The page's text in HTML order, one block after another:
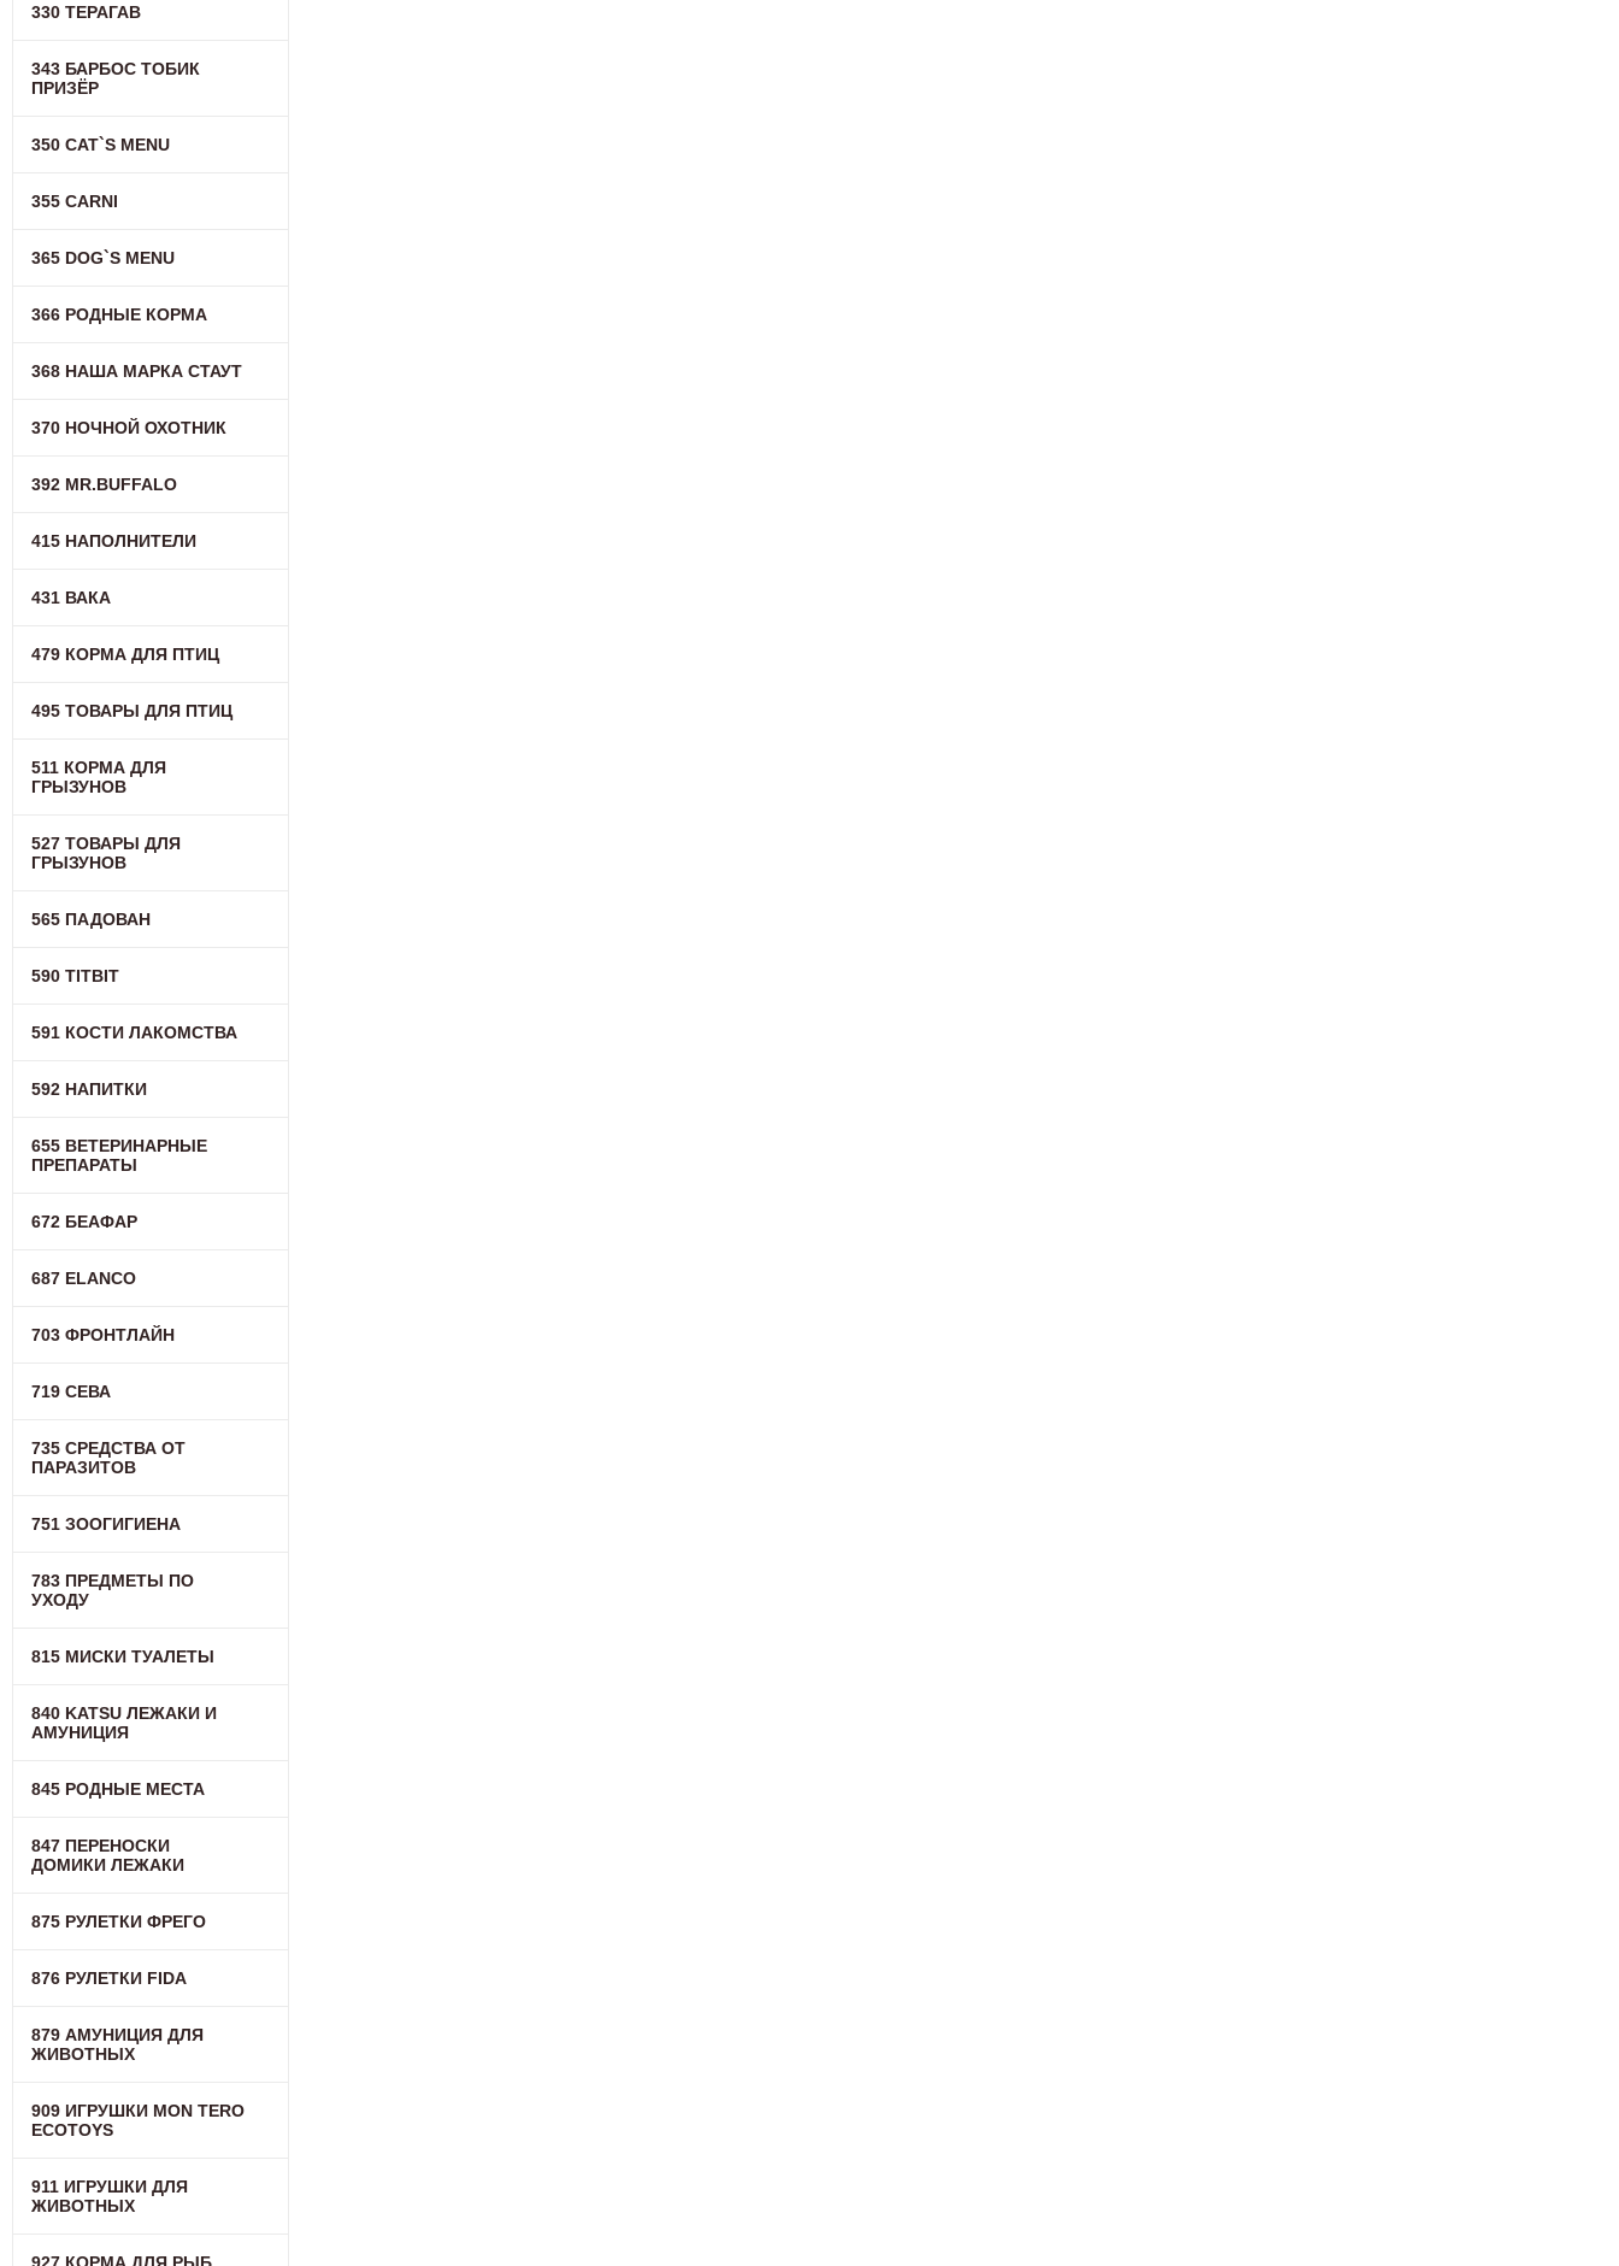
330 ТЕРАГАВ
343 БАРБОС ТОБИК
ПРИЗЁР
350 CAT`S MENU
355 CARNI
365 DOG`S MENU
366 РОДНЫЕ КОРМА
368 НАША МАРКА СТАУТ
370 НОЧНОЙ ОХОТНИК
392 MR.BUFFALO
415 НАПОЛНИТЕЛИ
431 ВАКА
479 КОРМА ДЛЯ ПТИЦ
495 ТОВАРЫ ДЛЯ ПТИЦ
511 КОРМА ДЛЯ
ГРЫЗУНОВ
527 ТОВАРЫ ДЛЯ
ГРЫЗУНОВ
565 ПАДОВАН
590 TITBIT
591 КОСТИ ЛАКОМСТВА
592 НАПИТКИ
655 ВЕТЕРИНАРНЫЕ
ПРЕПАРАТЫ
672 БЕАФАР
687 ELANCO
703 ФРОНТЛАЙН
719 СЕВА
735 СРЕДСТВА ОТ
ПАРАЗИТОВ
751 ЗООГИГИЕНА
783 ПРЕДМЕТЫ ПО
УХОДУ
815 МИСКИ ТУАЛЕТЫ
840 KATSU ЛЕЖАКИ И
АМУНИЦИЯ
845 РОДНЫЕ МЕСТА
847 ПЕРЕНОСКИ
ДОМИКИ ЛЕЖАКИ
875 РУЛЕТКИ ФРЕГО
876 РУЛЕТКИ FIDA
879 АМУНИЦИЯ ДЛЯ
ЖИВОТНЫХ
909 ИГРУШКИ MON TERO
ECOTOYS
911 ИГРУШКИ ДЛЯ
ЖИВОТНЫХ